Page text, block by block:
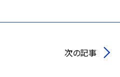
次の記事